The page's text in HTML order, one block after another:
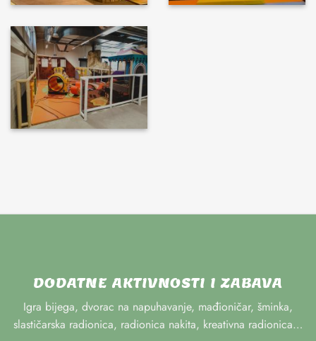
DODATNE AKTIVNOSTI I ZABAVA
Igra bijega, dvorac na napuhavanje, mađioničar, šminka,
slastičarska radionica, radionica nakita, kreativna radionica…